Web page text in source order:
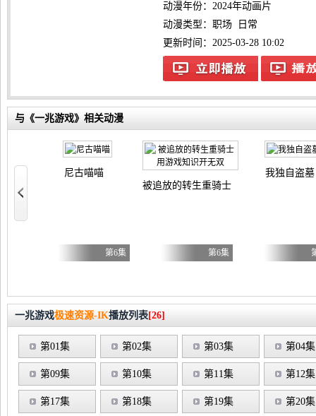
动漫年份： 2024年动画片
动漫类型： 职场
日常
更新时间：2025-03-28 10:02
与《一兆游戏》相关动漫
）！
尼古喵喵
第6集
被追放的转生重骑士用游戏知识开无双
第6集
我独自盗墓
一兆游戏极速资源-IK播放列表[26]
第01集 第02集 第03集 第04集
第09集 第10集 第11集 第12集
第17集 第18集 第19集 第20集